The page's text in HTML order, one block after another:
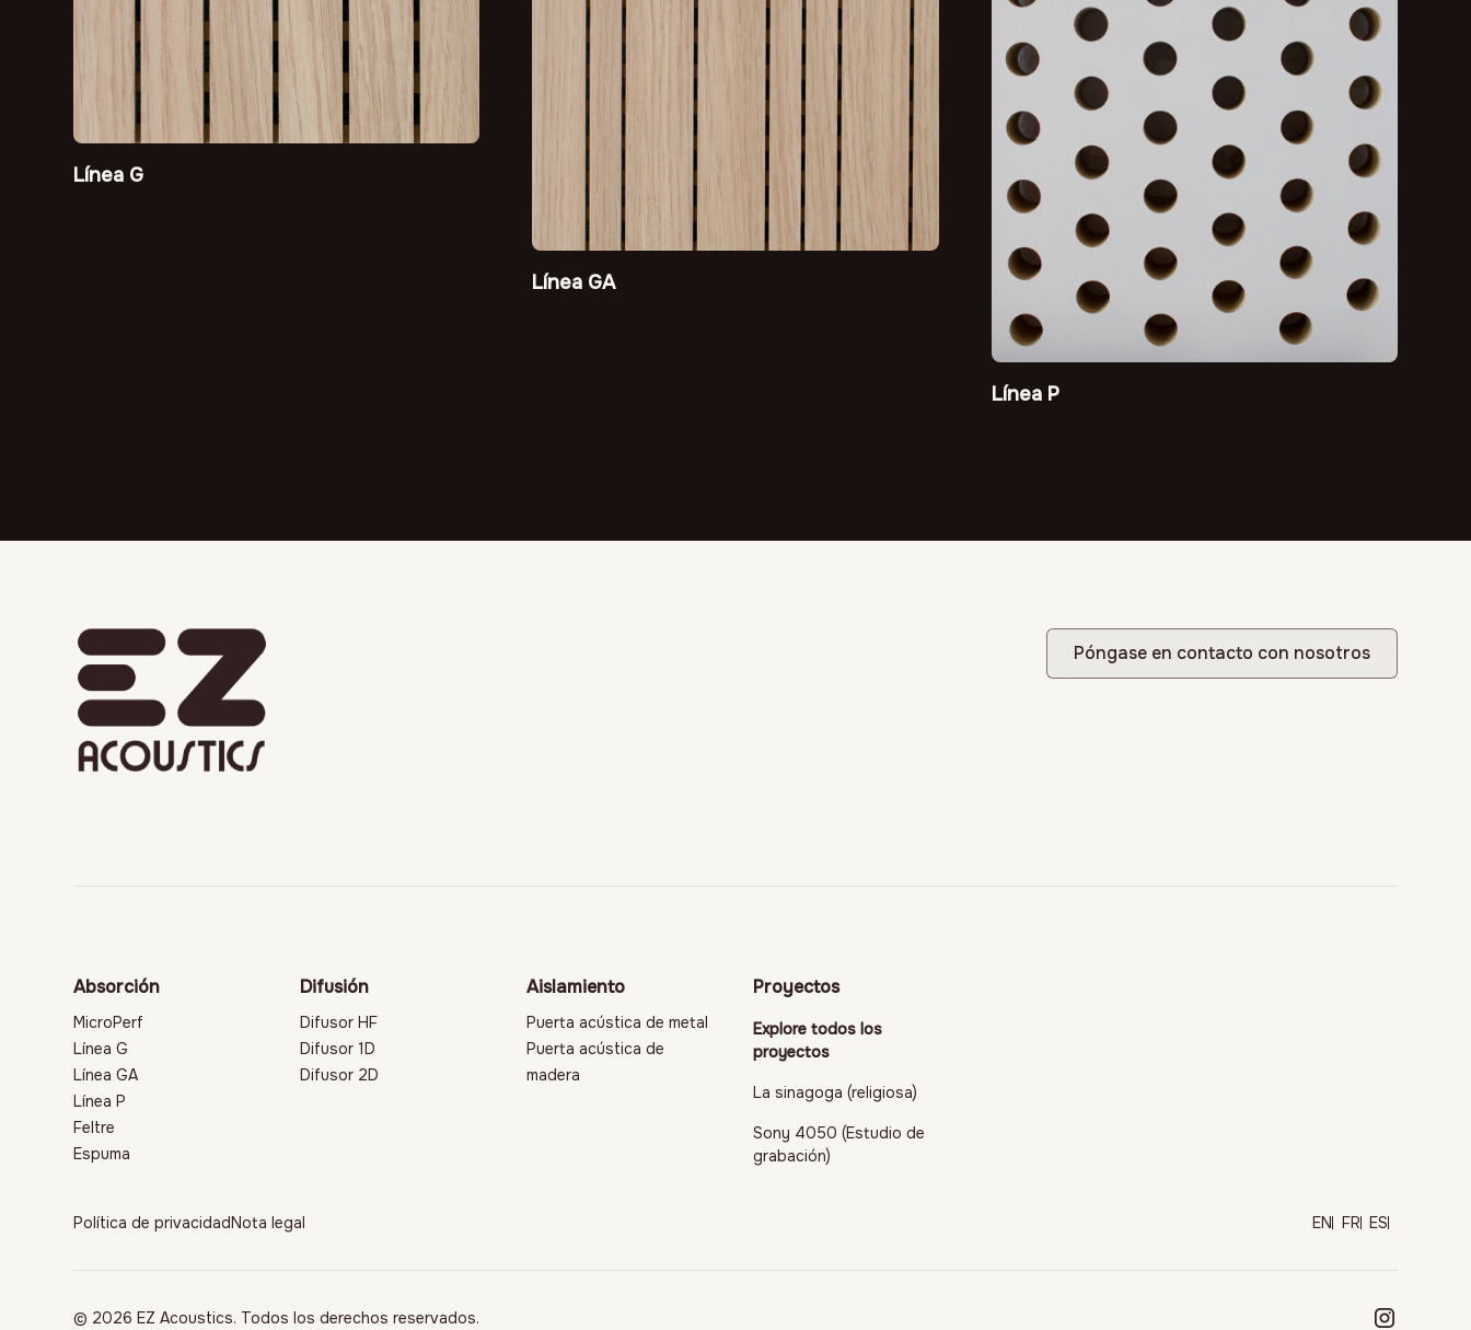
Línea G
Línea GA
Línea P
Póngase en contacto con nosotros
Absorción
MicroPerf
Línea G
Línea GA
Línea P
Feltre
Espuma
Difusión
Difusor HF
Difusor 1D
Difusor 2D
Aislamiento
Puerta acústica de metal
Puerta acústica de
madera
Proyectos
Explore todos los
proyectos
La sinagoga (religiosa)
Sony 4050 (Estudio de
grabación)
Política de privacidadNota legal EN FR ES
© 2026 EZ Acoustics. Todos los derechos reservados.